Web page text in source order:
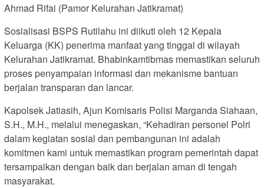
Ahmad Rifai (Pamor Kelurahan Jatikramat)
Sosialisasi BSPS Rutilahu ini diikuti oleh 12 Kepala
Keluarga (KK) penerima manfaat yang tinggal di wilayah
Kelurahan Jatikramat. Bhabinkamtibmas memastikan seluruh
proses penyampaian informasi dan mekanisme bantuan
berjalan transparan dan lancar.
Kapolsek Jatiasih, Ajun Komisaris Polisi Marganda Siahaan,
S.H., M.H., melalui menegaskan, “Kehadiran personel Polri
dalam kegiatan sosial dan pembangunan ini adalah
komitmen kami untuk memastikan program pemerintah dapat
tersampaikan dengan baik dan berjalan aman di tengah
masyarakat.